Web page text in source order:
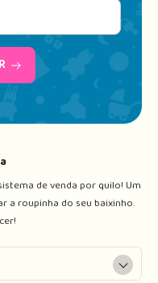
de venda por quilo! Um
a roupinha do seu baixinho.